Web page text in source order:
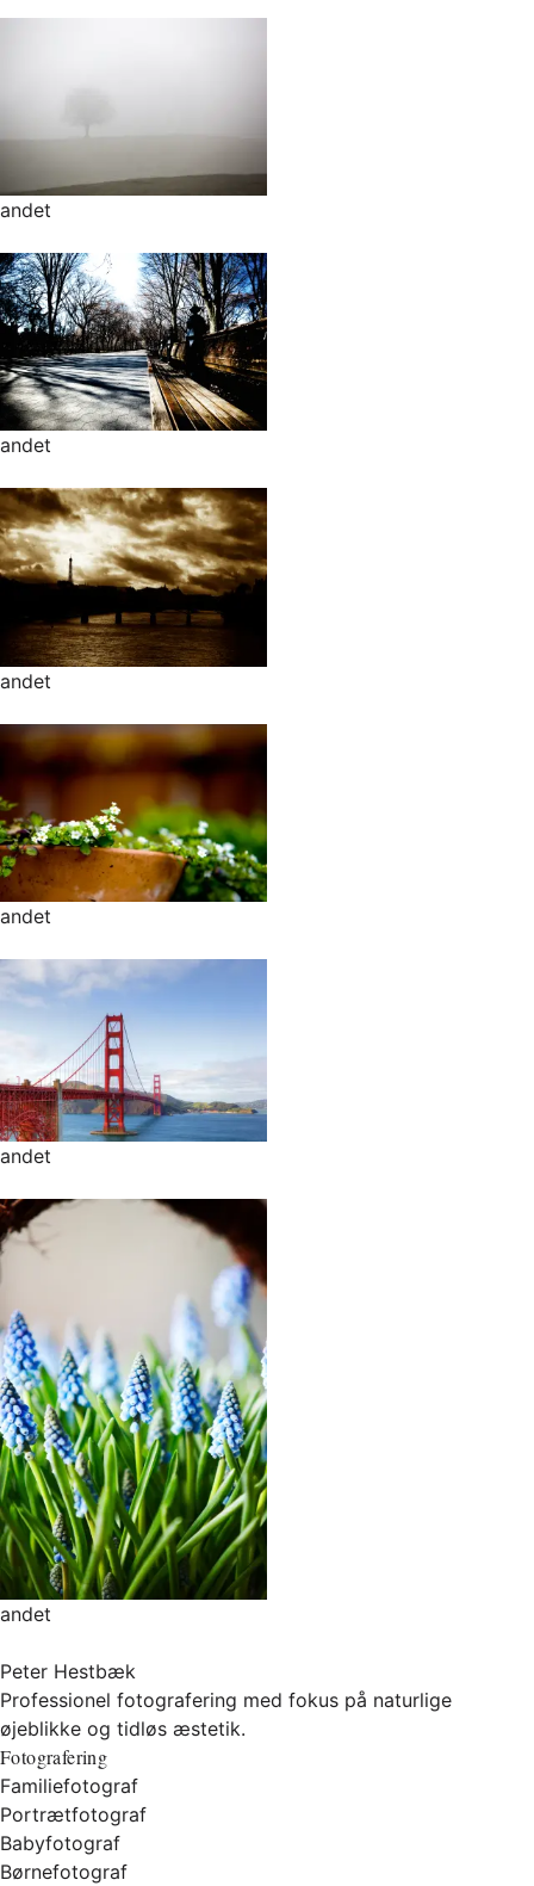
andet
andet
andet
andet
andet
andet
Peter Hestbæk
Professionel fotografering med fokus på naturlige
øjeblikke og tidløs æstetik.
Fotografering
Familiefotograf
Portrætfotograf
Babyfotograf
Børnefotograf